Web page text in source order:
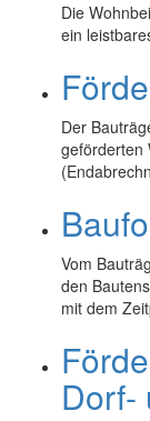
Die
ein
Der
geförderten
Vom
den
mit dem
Dorf-